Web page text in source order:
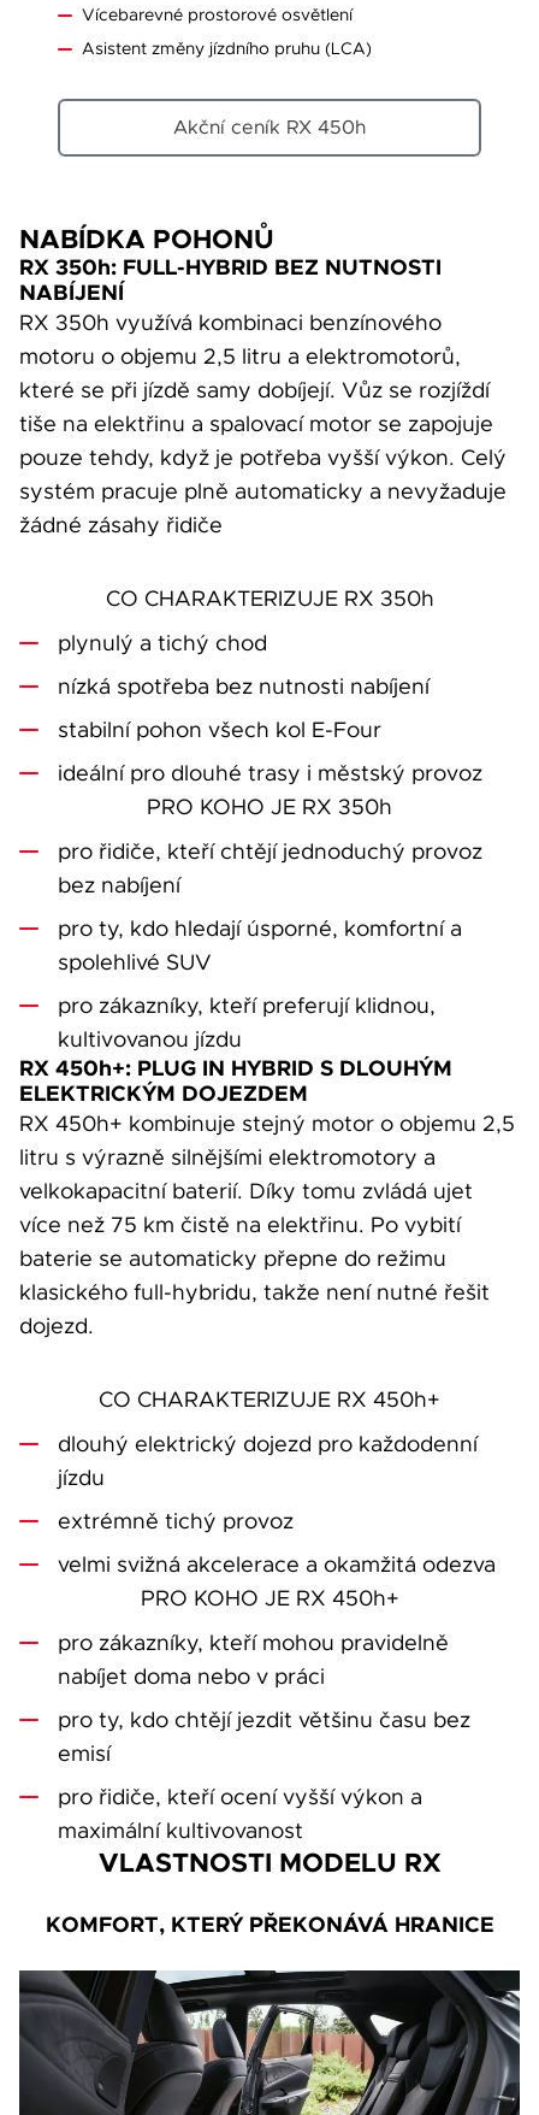
Vícebarevné prostorové osvětlení
Asistent změny jízdního pruhu (LCA)
Akční ceník RX 450h
NABÍDKA POHONŮ
RX 350h: FULL‑HYBRID BEZ NUTNOSTI
NABÍJENÍ
RX 350h využívá kombinaci benzínového
motoru o objemu 2,5 litru a elektromotorů,
které se při jízdě samy dobíjejí. Vůz se rozjíždí
tiše na elektřinu a spalovací motor se zapojuje
pouze tehdy, když je potřeba vyšší výkon. Celý
systém pracuje plně automaticky a nevyžaduje
žádné zásahy řidiče
CO CHARAKTERIZUJE RX 350h
plynulý a tichý chod
nízká spotřeba bez nutnosti nabíjení
stabilní pohon všech kol E‑Four
ideální pro dlouhé trasy i městský provoz
PRO KOHO JE RX 350h
pro řidiče, kteří chtějí jednoduchý provoz
bez nabíjení
pro ty, kdo hledají úsporné, komfortní a
spolehlivé SUV
pro zákazníky, kteří preferují klidnou,
kultivovanou jízdu
RX 450h+: PLUG IN HYBRID S DLOUHÝM
ELEKTRICKÝM DOJEZDEM
RX 450h+ kombinuje stejný motor o objemu 2,5
litru s výrazně silnějšími elektromotory a
velkokapacitní baterií. Díky tomu zvládá ujet
více než 75 km čistě na elektřinu. Po vybití
baterie se automaticky přepne do režimu
klasického full-hybridu, takže není nutné řešit
dojezd.
CO CHARAKTERIZUJE RX 450h+
dlouhý elektrický dojezd pro každodenní
jízdu
extrémně tichý provoz
velmi svižná akcelerace a okamžitá odezva
PRO KOHO JE RX 450h+
pro zákazníky, kteří mohou pravidelně
nabíjet doma nebo v práci
pro ty, kdo chtějí jezdit většinu času bez
emisí
pro řidiče, kteří ocení vyšší výkon a
maximální kultivovanost
VLASTNOSTI MODELU RX
KOMFORT, KTERÝ PŘEKONÁVÁ HRANICE